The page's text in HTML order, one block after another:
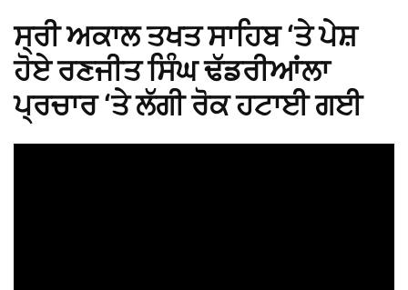
ਸ੍ਰੀ ਅਕਾਲ ਤਖਤ ਸਾਹਿਬ ‘ਤੇ ਪੇਸ਼
ਹੋਏ ਰਣਜੀਤ ਸਿੰਘ ਢੱਡਰੀਆਂਲਾ
ਪ੍ਰਚਾਰ ‘ਤੇ ਲੱਗੀ ਰੋਕ ਹਟਾਈ ਗਈ